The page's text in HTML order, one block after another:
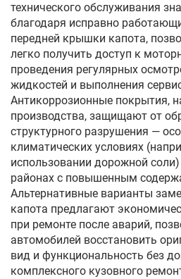
технического обслуживания
благодаря исправно
передней крышки капота,
легко получить доступ к
проведения регулярных
жидкостей и выполнения
Антикоррозионные покрытия,
производства, защищают от
структурного разрушения —
климатических условиях
использовании дорожной
районах с повышенным
Альтернативные варианты
капота предлагают
при ремонте после аварий,
автомобилей восстановить
вид и функциональность без
комплексного кузовного